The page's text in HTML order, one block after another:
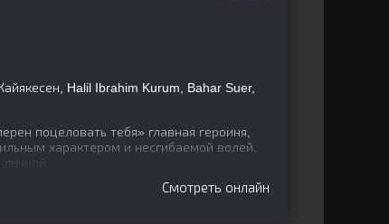
Halil Ibrahim Kurum, Bahar Suer,
поцеловать тебя» главная героиня,
характером и несгибаемой волей.
Смотреть онлайн